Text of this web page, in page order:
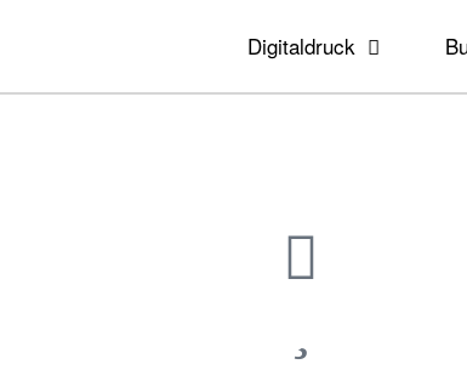
Digitaldruck